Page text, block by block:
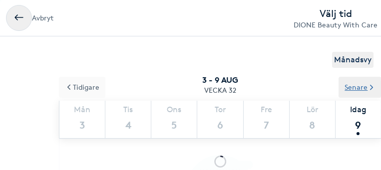
Avbryt Välj tid
DIONE Beauty With Care
Månadsvy
3 - 9 AUG
VECKA 32
Mån
3
Tis
4
Ons
5
Tor
6
Fre
7
Lör
8
Idag
9
Tidigare Senare